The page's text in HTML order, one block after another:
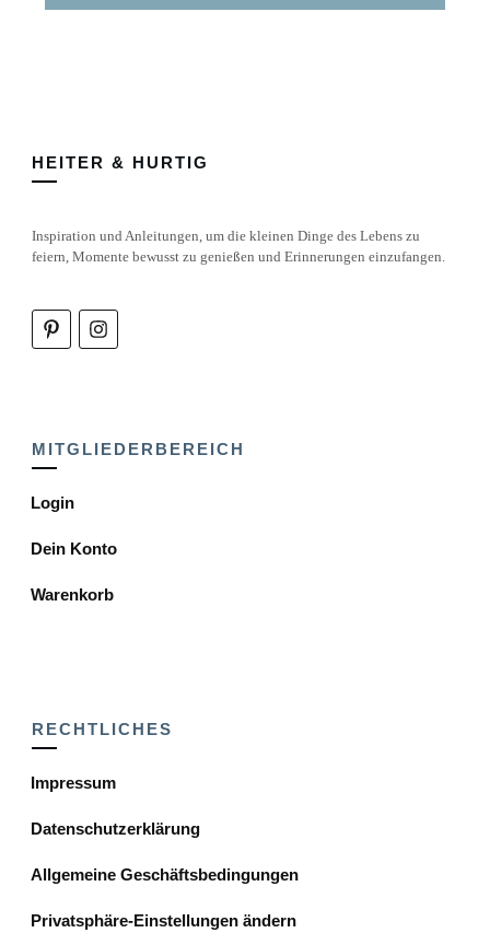
HEITER & HURTIG
Inspiration und Anleitungen, um die kleinen Dinge des Lebens zu
feiern, Momente bewusst zu genießen und Erinnerungen einzufangen.
MITGLIEDERBEREICH
Login
Dein Konto
Warenkorb
RECHTLICHES
Impressum
Datenschutzerklärung
Allgemeine Geschäftsbedingungen
Privatsphäre-Einstellungen ändern